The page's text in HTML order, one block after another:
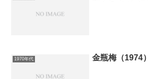
1970年代 金瓶梅（1974）